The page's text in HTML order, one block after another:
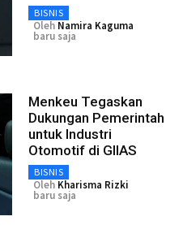
BISNIS
Oleh Namira Kaguma
baru saja
Menkeu Tegaskan
Dukungan Pemerintah
untuk Industri
Otomotif di GIIAS
BISNIS
Oleh Kharisma Rizki
baru saja